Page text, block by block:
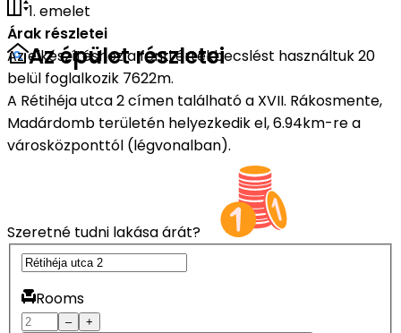
1. emelet
Árak részletei
Az elkészítéshez a fenti értékbecslést használtuk 20
belül foglalkozik 7622m.
Az épület részletei
A Rétihéja utca 2 címen található a XVII. Rákosmente,
Madárdomb területén helyezkedik el, 6.94km-re a
városközponttól (légvonalban).
Szeretné tudni lakása árát?
Rooms
– +